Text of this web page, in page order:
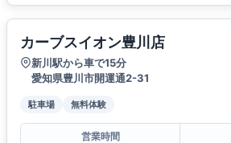
カーブスイオン豊川店
新川駅から車で15分
愛知県豊川市開運通2-31
駐車場 無料体験
営業時間